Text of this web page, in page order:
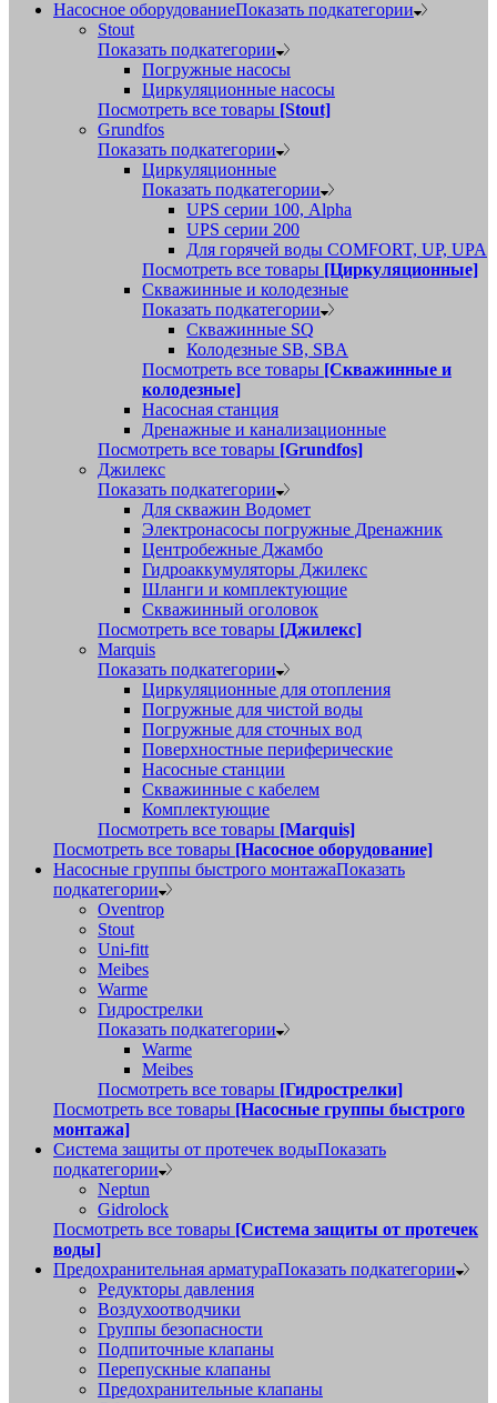
Насосное оборудованиеПоказать подкатегории
Stout
Показать подкатегории
Погружные насосы
Циркуляционные насосы
Посмотреть все товары [Stout]
Grundfos
Показать подкатегории
Циркуляционные
Показать подкатегории
UPS серии 100, Alpha
UPS серии 200
Для горячей воды COMFORT, UP, UPA
Посмотреть все товары [Циркуляционные]
Скважинные и колодезные
Показать подкатегории
Скважинные SQ
Колодезные SB, SBA
Посмотреть все товары [Скважинные и
колодезные]
Насосная станция
Дренажные и канализационные
Посмотреть все товары [Grundfos]
Джилекс
Показать подкатегории
Для скважин Водомет
Электронасосы погружные Дренажник
Центробежные Джамбо
Гидроаккумуляторы Джилекс
Шланги и комплектующие
Скважинный оголовок
Посмотреть все товары [Джилекс]
Marquis
Показать подкатегории
Циркуляционные для отопления
Погружные для чистой воды
Погружные для сточных вод
Поверхностные периферические
Насосные станции
Скважинные с кабелем
Комплектующие
Посмотреть все товары [Marquis]
Посмотреть все товары [Насосное оборудование]
Насосные группы быстрого монтажаПоказать
подкатегории
Oventrop
Stout
Uni-fitt
Meibes
Warme
Гидрострелки
Показать подкатегории
Warme
Meibes
Посмотреть все товары [Гидрострелки]
Посмотреть все товары [Насосные группы быстрого
монтажа]
Система защиты от протечек водыПоказать
подкатегории
Neptun
Gidrolock
Посмотреть все товары [Система защиты от протечек
воды]
Предохранительная арматураПоказать подкатегории
Редукторы давления
Воздухоотводчики
Группы безопасности
Подпиточные клапаны
Перепускные клапаны
Предохранительные клапаны